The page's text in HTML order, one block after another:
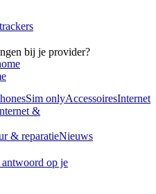
bij je provider?
Sim onlyAccessoiresInternet
&
& reparatieNieuws
op je